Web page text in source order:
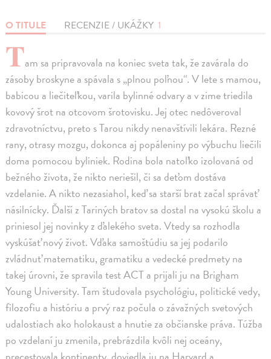
O TITULE RECENZIE / UKÁŽKY 1
Tam sa pripravovala na koniec sveta tak, že zavárala do
zásoby broskyne a spávala s „plnou poľnou“. V lete s mamou,
babicou a liečiteľkou, varila bylinné odvary a v zime triedila
kovový šrot na otcovom šrotovisku. Jej otec nedôveroval
zdravotníctvu, preto s Tarou nikdy nenavštívili lekára. Rezné
rany, otrasy mozgu, dokonca aj popáleniny po výbuchu liečili
doma pomocou byliniek. Rodina bola natoľko izolovaná od
bežného života, že nikto neriešil, či sa deťom dostáva
vzdelanie. A nikto nezasiahol, keď sa starší brat začal správať
násilnícky. Ďalší z Tariných bratov sa dostal na vysokú školu a
priniesol jej novinky z ďalekého sveta. Vtedy sa rozhodla
vyskúšať nový život. Vďaka samoštúdiu sa jej podarilo
zvládnuť matematiku, gramatiku a vedecké predmety na
takej úrovni, že spravila test ACT a prijali ju na Brigham
Young University. Tam študovala psychológiu, politické vedy,
filozofiu a históriu a prvý raz počula o závažných svetových
udalostiach ako holokaust a hnutie za občianske práva. Túžba
po vzdelaní ju zmenila, prebrázdila kvôli nej oceány,